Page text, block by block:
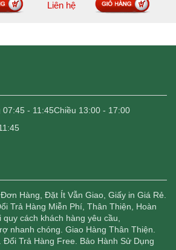
Liên hệ
07:45 - 11:45Chiều 13:00 - 17:00
Hàng, Đặt Ít Vẫn Giao, Giấy in Giá Rẻ.
Trả Hàng Miễn Phí, Thân Thiện, Hoàn
cách khách hàng yêu cầu,
nhanh chóng. Giao Hàng Thân Thiện.
Đổi Trả Hàng Free. Bảo Hành Sử Dụng